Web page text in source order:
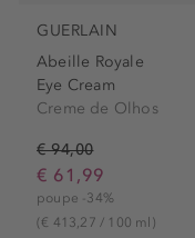
GUERLAIN
Abeille Royale
Eye Cream
Creme de Olhos
€ 94,00
€ 61,99
poupe -34%
(€ 413,27 / 100 ml)